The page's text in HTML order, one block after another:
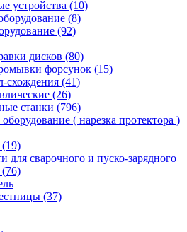
устройства (10)
(8)
(92)
дисков (80)
форсунок (15)
схождения (41)
(26)
станки (796)
( нарезка протектора )
(19)
для сварочного и пуско-зарядного
(76)
(37)